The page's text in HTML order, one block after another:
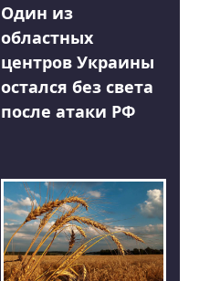
Один из
областных
центров Украины
остался без света
после атаки РФ